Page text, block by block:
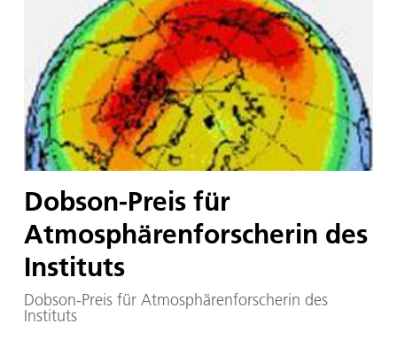
Dobson-Preis für
Atmosphärenforscherin des
Instituts
Dobson-Preis für Atmosphärenforscherin des
Instituts